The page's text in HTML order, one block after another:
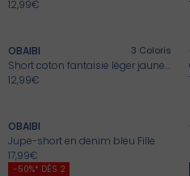
Voir les ensembles
J'en profite
J'en profite
J'en profite
12,99€
OBAIBI 3 Coloris
Short coton fantaisie léger jaune bébé fille
12,99€
-50%* DÈS 2
OBAIBI
Jupe-short en denim bleu Fille
17,99€